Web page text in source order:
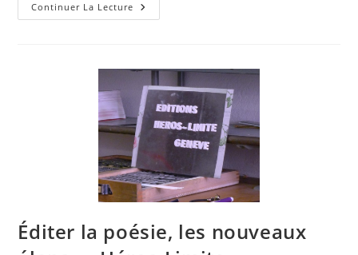
Continuer La Lecture
Éditer la poésie, les nouveaux